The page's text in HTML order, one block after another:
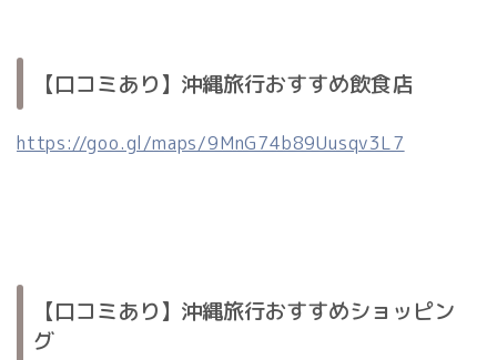
【口コミあり】沖縄旅行おすすめ飲食店
https://goo.gl/maps/9MnG74b89Uusqv3L7
【口コミあり】沖縄旅行おすすめショッピン
グ